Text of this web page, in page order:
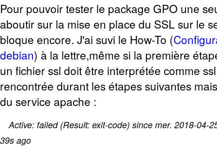
Pour pouvoir tester le package GPO une
aboutir sur la mise en place du SSL sur le
bloque encore. J'ai suvi le How-To (
debian) à la lettre,même si la première
un fichier ssl doit être interprétée comme
rencontrée durant les étapes suivantes
du service apache :
Active: failed (Result: exit-code) since mer. 2018-04-
39s ago